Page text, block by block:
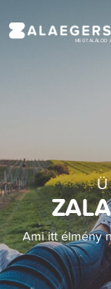
MEGTALÁLOD
Ami itt élmény